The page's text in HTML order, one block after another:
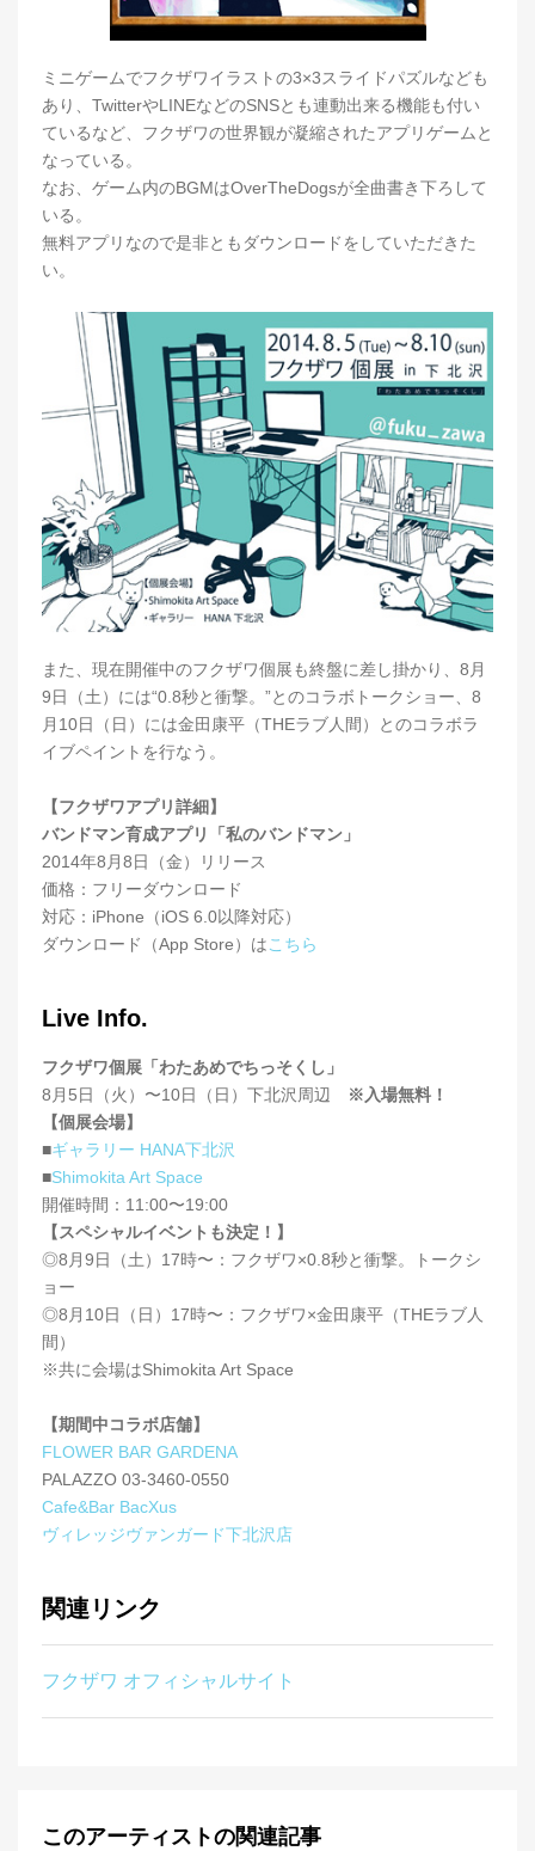
ミニゲームでフクザワイラストの3×3スライドパズルなども
あり、TwitterやLINEなどのSNSとも連動出来る機能も付い
ているなど、フクザワの世界観が凝縮されたアプリゲームと
なっている。
なお、ゲーム内のBGMはOverTheDogsが全曲書き下ろして
いる。
無料アプリなので是非ともダウンロードをしていただきた
い。
また、現在開催中のフクザワ個展も終盤に差し掛かり、8月
9日（土）には“0.8秒と衝撃。”とのコラボトークショー、8
月10日（日）には金田康平（THEラブ人間）とのコラボラ
イブペイントを行なう。
【フクザワアプリ詳細】
バンドマン育成アプリ「私のバンドマン」
2014年8月8日（金）リリース
価格：フリーダウンロード
対応：iPhone（iOS 6.0以降対応）
ダウンロード（App Store）はこちら
Live Info.
フクザワ個展「わたあめでちっそくし」
8月5日（火）〜10日（日）下北沢周辺
※入場無料！
【個展会場】
■ギャラリー HANA下北沢
■Shimokita Art Space
開催時間：11:00〜19:00
【スペシャルイベントも決定！】
◎8月9日（土）17時〜：フクザワ×0.8秒と衝撃。トークシ
ョー
◎8月10日（日）17時〜：フクザワ×金田康平（THEラブ人
間）
※共に会場はShimokita Art Space
【期間中コラボ店舗】
FLOWER BAR GARDENA
PALAZZO 03-3460-0550
Cafe&Bar BacXus
ヴィレッジヴァンガード下北沢店
関連リンク
フクザワ オフィシャルサイト
このアーティストの関連記事